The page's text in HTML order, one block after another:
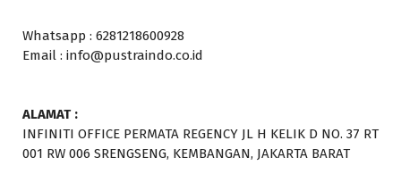
Whatsapp : 6281218600928
Email : info@pustraindo.co.id
ALAMAT :
INFINITI OFFICE PERMATA REGENCY JL H KELIK D NO. 37 RT
001 RW 006 SRENGSENG, KEMBANGAN, JAKARTA BARAT